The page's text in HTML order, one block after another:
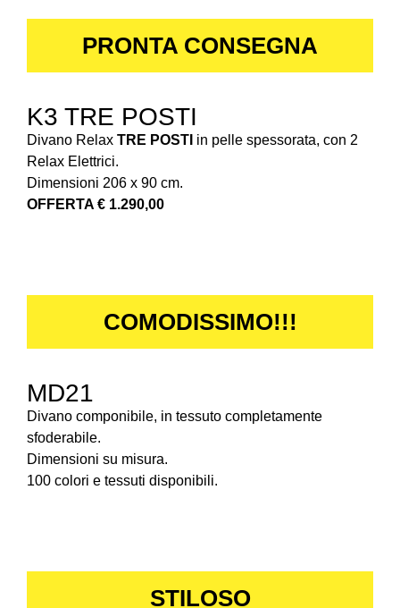
PRONTA CONSEGNA
K3 TRE POSTI
Divano Relax TRE POSTI in pelle spessorata, con 2
Relax Elettrici.
Dimensioni 206 x 90 cm.
OFFERTA € 1.290,00
COMODISSIMO!!!
MD21
Divano componibile, in tessuto completamente
sfoderabile.
Dimensioni su misura.
100 colori e tessuti disponibili.
STILOSO